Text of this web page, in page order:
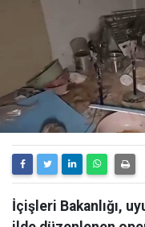
İçişleri Bakanlığı,